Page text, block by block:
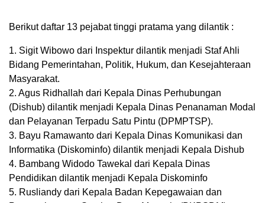
Berikut daftar 13 pejabat tinggi pratama yang dilantik :
1. Sigit Wibowo dari Inspektur dilantik menjadi Staf Ahli
Bidang Pemerintahan, Politik, Hukum, dan Kesejahteraan
Masyarakat.
2. Agus Ridhallah dari Kepala Dinas Perhubungan
(Dishub) dilantik menjadi Kepala Dinas Penanaman Modal
dan Pelayanan Terpadu Satu Pintu (DPMPTSP).
3. Bayu Ramawanto dari Kepala Dinas Komunikasi dan
Informatika (Diskominfo) dilantik menjadi Kepala Dishub
4. Bambang Widodo Tawekal dari Kepala Dinas
Pendidikan dilantik menjadi Kepala Diskominfo
5. Rusliandy dari Kepala Badan Kepegawaian dan